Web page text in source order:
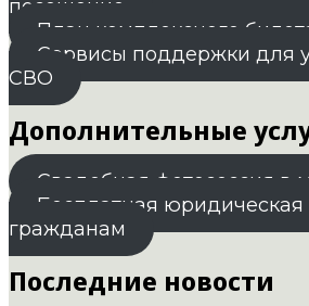
посещение
План комплексного
Сервисы поддержки для
СВО
Дополнительные
Свадебная фотосессия в
Бесплатная
гражданам
Последние новости